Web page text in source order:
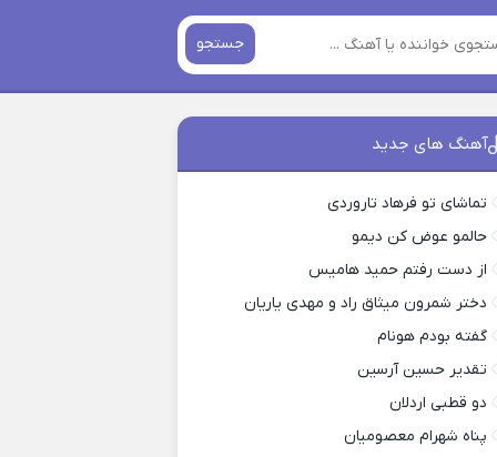
جستجو
آهنگ های جدید
تماشای تو فرهاد تاروردی
حالمو عوض کن دیمو
از دست رفتم حمید هامیس
دختر شمرون میثاق راد و مهدی یاریان
گفته بودم هونام
تقدیر حسین آرسین
دو قطبی اردلان
پناه شهرام معصومیان